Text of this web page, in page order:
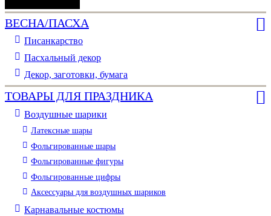
40*30см
ВЕСНА/ПАСХА
Писанкарство
Пасхальный декор
Декор, заготовки, бумага
ТОВАРЫ ДЛЯ ПРАЗДНИКА
Воздушные шарики
Латексные шары
Фольгированные шары
Фольгированные фигуры
Фольгированные цифры
Аксессуары для воздушных шариков
Карнавальные костюмы